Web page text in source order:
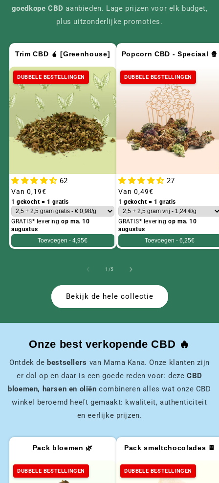
goedkope CBD aanbieden. Lage prijzen voor elk budget,
plus uitzonderlijke promoties.
Trim CBD 🧉 [Greenhouse]
DUBBELE BESTELLINGEN
62
Gebruikelijke
prijs
Van 0,19€
1 gekocht = 1 gratis
GRATIS* leveringop ma. 10
augustus
Toevoegen -4,95€
Popcorn CBD - Speciaal 🍿
DUBBELE BESTELLINGEN
27
Gebruikelijke
prijs
Van 0,49€
1 gekocht = 1 gratis
GRATIS* leveringop ma. 10
augustus
Toevoegen -6,25€
1 /van
5
Bekijk de hele collectie
Onze best verkopende CBD 🔥
Ontdek de bestsellers van Mama Kana. Onze klanten zijn
er dol op en daar is een goede reden voor: deze CBD
bloemen, harsen en oliëncombineren alles wat onze CBD
winkel beroemd heeft gemaakt: kwaliteit, authenticiteit
en eerlijke prijzen.
Pack bloemen 🌿
DUBBELE BESTELLINGEN
Pack smeltchocolades 🍫
DUBBELE BESTELLINGEN